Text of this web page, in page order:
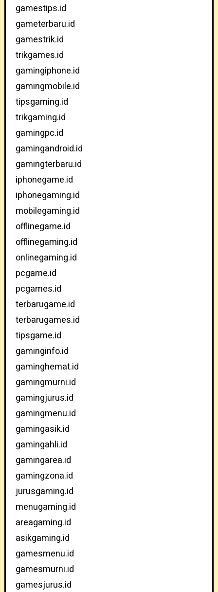
gamestips.id
gameterbaru.id
gamestrik.id
trikgames.id
gamingiphone.id
gamingmobile.id
tipsgaming.id
trikgaming.id
gamingpc.id
gamingandroid.id
gamingterbaru.id
iphonegame.id
iphonegaming.id
mobilegaming.id
offlinegame.id
offlinegaming.id
onlinegaming.id
pcgame.id
pcgames.id
terbarugame.id
terbarugames.id
tipsgame.id
gaminginfo.id
gaminghemat.id
gamingmurni.id
gamingjurus.id
gamingmenu.id
gamingasik.id
gamingahli.id
gamingarea.id
gamingzona.id
jurusgaming.id
menugaming.id
areagaming.id
asikgaming.id
gamesmenu.id
gamesmurni.id
gamesjurus.id